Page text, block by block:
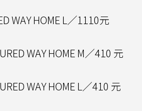
WAY HOME L／1110元
WAY HOME M／410 元
WAY HOME L／410 元